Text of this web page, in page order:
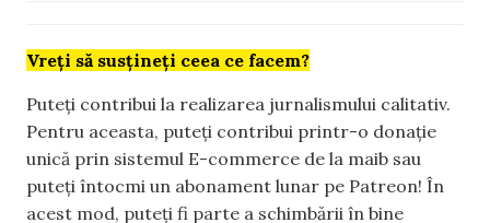
Vreți să susțineți ceea ce facem?
Puteți contribui la realizarea jurnalismului calitativ.
Pentru aceasta, puteți contribui printr-o donație
unică prin sistemul E-commerce de la maib sau
puteți întocmi un abonament lunar pe Patreon! În
acest mod, puteți fi parte a schimbării în bine